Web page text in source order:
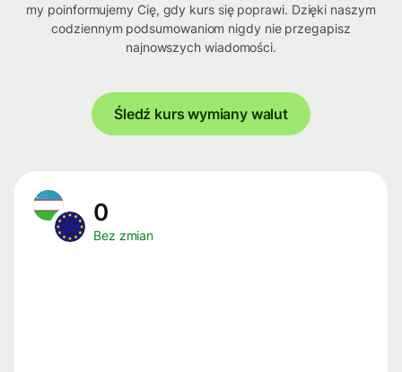
my poinformujemy Cię, gdy kurs się poprawi. Dzięki naszym
codziennym podsumowaniom nigdy nie przegapisz
najnowszych wiadomości.
Śledź kurs wymiany walut
0
Bez zmian